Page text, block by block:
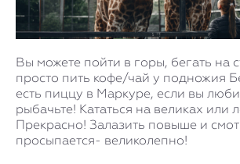
Вы можете пойти в горы, бегать на
просто пить кофе/чай у подножия
есть пиццу в Маркуре, если вы
рыбачьте! Кататься на великах или
Прекрасно! Залазить повыше и
просыпается- великолепно!